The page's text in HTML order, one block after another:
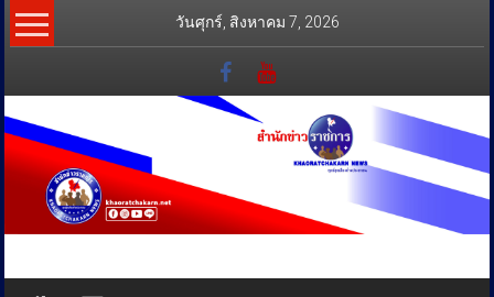
Skip
to
วันศุกร์, สิงหาคม 7, 2026
สำนัก